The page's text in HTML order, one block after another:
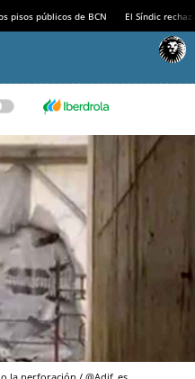
pisos públicos de BCN El Síndic